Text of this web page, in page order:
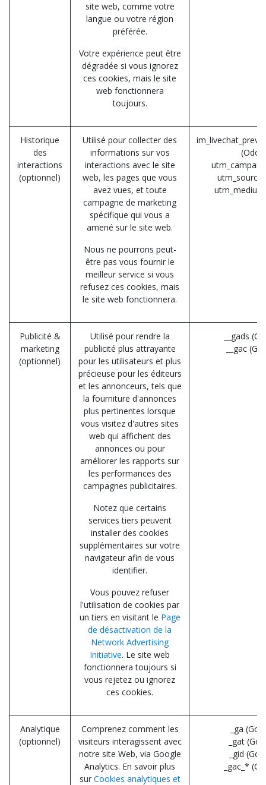
site web, comme votre
langue ou votre région
préférée.
Votre expérience peut être
dégradée si vous ignorez
ces cookies, mais le site
web fonctionnera
toujours.
Historique
des
interactions
(optionnel)
Utilisé pour collecter des
informations sur vos
interactions avec le site
web, les pages que vous
avez vues, et toute
campagne de marketing
spécifique qui vous a
amené sur le site web.
Nous ne pourrons peut-
être pas vous fournir le
meilleur service si vous
refusez ces cookies, mais
le site web fonctionnera.
utm_source
Publicité &
marketing
(optionnel)
Utilisé pour rendre la
publicité plus attrayante
pour les utilisateurs et plus
précieuse pour les éditeurs
et les annonceurs, tels que
la fourniture d'annonces
plus pertinentes lorsque
vous visitez d'autres sites
web qui affichent des
annonces ou pour
améliorer les rapports sur
les performances des
campagnes publicitaires.
Notez que certains
services tiers peuvent
installer des cookies
supplémentaires sur votre
navigateur afin de vous
identifier.
Vous pouvez refuser
l'utilisation de cookies par
un tiers en visitant le Page
de désactivation de la
Network Advertising
Initiative. Le site web
fonctionnera toujours si
vous rejetez ou ignorez
ces cookies.
__gads
__gac
Analytique
(optionnel)
Comprenez comment les
visiteurs interagissent avec
notre site Web, via Google
Analytics. En savoir plus
sur Cookies analytiques et
_ga
_gat
_gid
_gac_*